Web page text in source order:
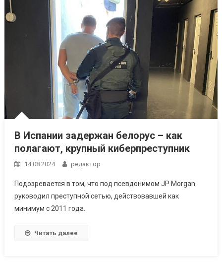
В Испании задержан белорус – как
полагают, крупный киберпреступник
14.08.2024 редактор
Подозревается в том, что под псевдонимом JP Morgan
руководил преступной сетью, действовавшей как
минимум с 2011 года.
Читать далее